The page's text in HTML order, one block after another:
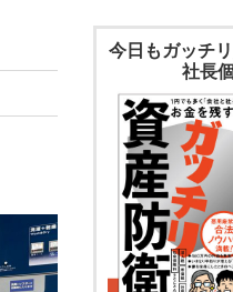
今日もガッチ
社長